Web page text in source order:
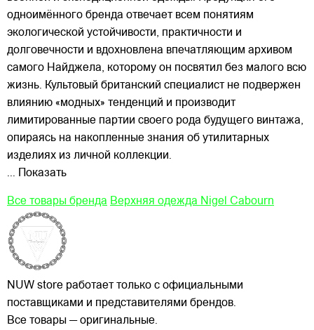
одноимённого бренда отвечает всем понятиям
экологической устойчивости, практичности и
долговечности и вдохновлена впечатляющим архивом
самого Найджела, которому он посвятил без малого всю
жизнь. Культовый британский специалист не подвержен
влиянию «модных» тенденций и производит
лимитированные партии своего рода будущего винтажа,
опираясь на накопленные знания об утилитарных
изделиях из личной коллекции.
... Показать
Все товары бренда Верхняя одежда Nigel Cabourn
NUW store работает только с официальными
поставщиками и представителями брендов.
Все товары — оригинальные.